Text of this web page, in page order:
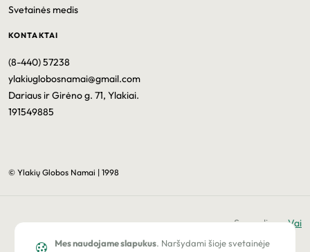
Mes naudojame slapukus. Naršydami šioje svetainėje
Svetainės medis
KONTAKTAI
(8-440) 57238
ylakiuglobosnamai@gmail.com
Dariaus ir Girėno g. 71, Ylakiai.
191549885
© Ylakių Globos Namai | 1998
SprendimasVai